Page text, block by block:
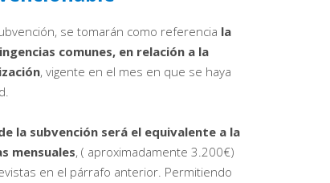
se tomarán como referencia la
comunes, en relación a la
, vigente en el mes en que se haya
la subvención será el equivalente a la
mensuales, ( aproximadamente 3.200€)
en el párrafo anterior. Permitiendo